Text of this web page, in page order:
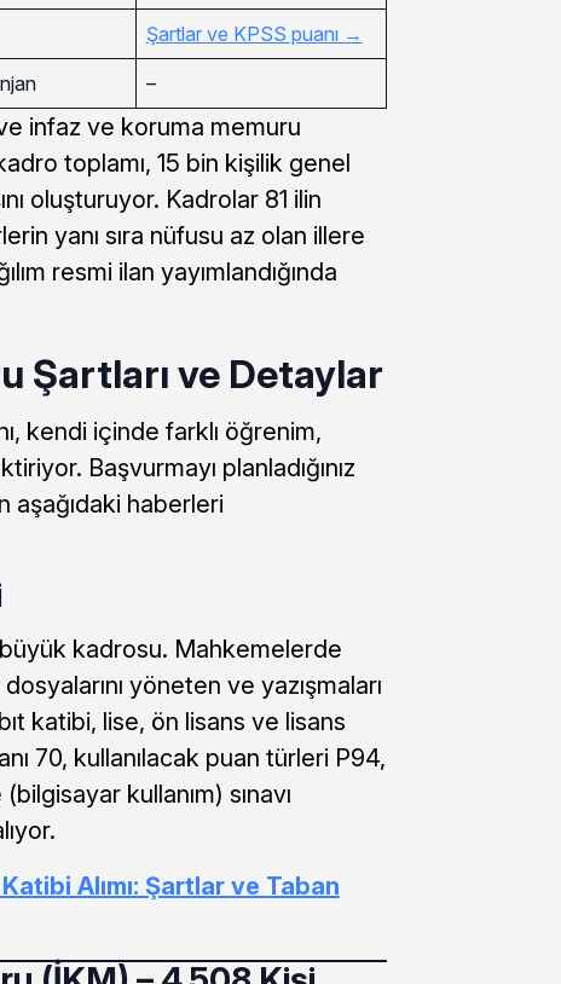
Şartlar ve KPSS puanı →
–
infaz ve koruma memuru
toplamı, 15 bin kişilik genel
oluşturuyor. Kadrolar 81 ilin
yanı sıra nüfusu az olan illere
resmi ilan yayımlandığında
Şartları ve Detaylar
kendi içinde farklı öğrenim,
Başvurmayı planladığınız
aşağıdaki haberleri
büyük kadrosu. Mahkemelerde
yöneten ve yazışmaları
katibi, lise, ön lisans ve lisans
70, kullanılacak puan türleri P94,
kullanım) sınavı
Alımı: Şartlar ve Taban